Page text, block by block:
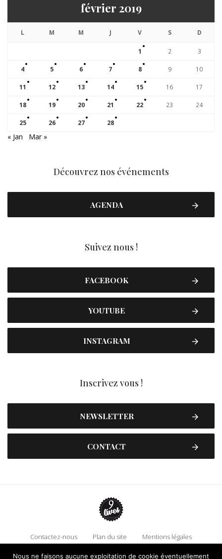
février 2019
L M M J V S D
1 2 3
4 5 6 7 8 9 10
11 12 13 14 15 16 17
18 19 20 21 22 23 24
25 26 27 28
« Jan Mar »
Découvrez nos événements
AGENDA
Suivez nous !
FACEBOOK
YOUTUBE
INSTAGRAM
Inscrivez vous !
NEWSLETTER
CONTACT
Contactez-nous Plan du site
Mentions légales
Politique de confidentialité
Adhérez à 9 Lives
Nous ne faisons aucune exploitation de cookie éventuellement